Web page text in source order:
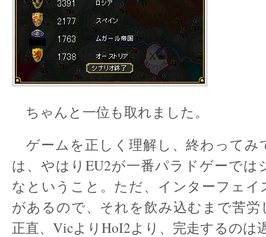
ちゃんと一位も取れました。
ゲームを正しく理解し、終わってみ
は、やはりEU2が一番パラドゲーでは
なということ。ただ、インターフェイ
があるので、それを飲み込むまで苦労
正直、VicよりHoI2より、完走するのは